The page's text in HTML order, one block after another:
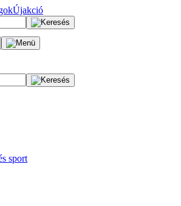
Újakció
sport